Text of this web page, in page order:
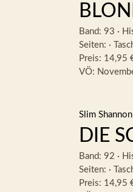
Band: 93 ·
Seiten: ·
Preis: 14,95
VÖ:
Slim Shannon
DIE
Band: 92 ·
Seiten: ·
Preis: 14,95